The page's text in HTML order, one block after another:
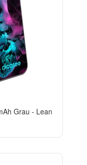
Grau - Lean